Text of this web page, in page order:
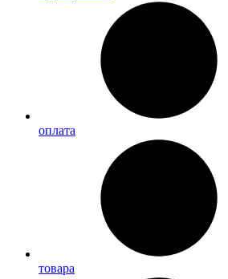
оплата
товара